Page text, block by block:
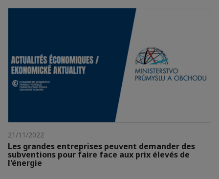
21/11/2022
Les grandes entreprises peuvent demander des
subventions pour faire face aux prix élevés de
l'énergie